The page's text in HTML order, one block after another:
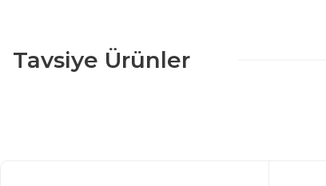
Tavsiye Ürünler